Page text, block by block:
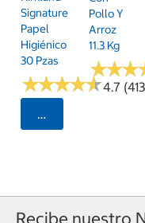
Signature
Papel
Higiénico
30 Pzas
★★★★★
★★★★★4.7
Seleccionar
Pollo Y
Arroz
11.3 Kg
★★★
★★★
Recibe nuestro